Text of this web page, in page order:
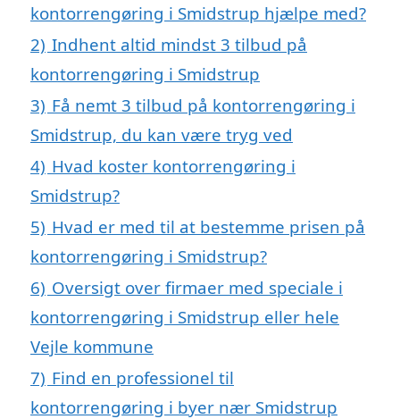
kontorrengøring i Smidstrup hjælpe med?
2) Indhent altid mindst 3 tilbud på
kontorrengøring i Smidstrup
3) Få nemt 3 tilbud på kontorrengøring i
Smidstrup, du kan være tryg ved
4) Hvad koster kontorrengøring i
Smidstrup?
5) Hvad er med til at bestemme prisen på
kontorrengøring i Smidstrup?
6) Oversigt over firmaer med speciale i
kontorrengøring i Smidstrup eller hele
Vejle kommune
7) Find en professionel til
kontorrengøring i byer nær Smidstrup